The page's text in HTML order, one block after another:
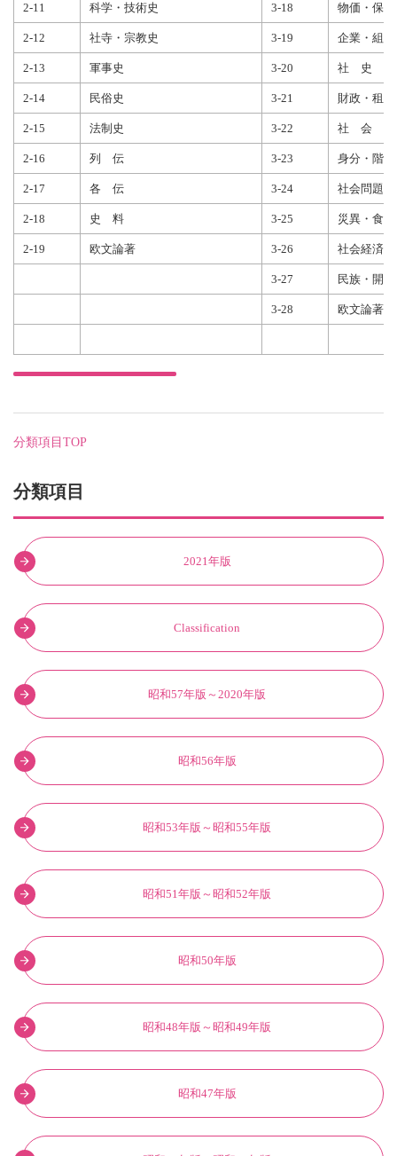
2-11 科学・技術史 3-18 物価・保
2-12 社寺・宗教史 3-19 企業・組
2-13 軍事史 3-20 社 史
2-14 民俗史 3-21 財政・租税
2-15 法制史 3-22 社 会
2-16 列 伝 3-23 身分・階級
2-17 各 伝 3-24 社会問題
2-18 史 料 3-25 災異・食
2-19 欧文論著 3-26 社会経済
3-27 民族・開拓
3-28 欧文論著
分類項目TOP
分類項目
2021年版
Classification
昭和57年版～2020年版
昭和56年版
昭和53年版～昭和55年版
昭和51年版～昭和52年版
昭和50年版
昭和48年版～昭和49年版
昭和47年版